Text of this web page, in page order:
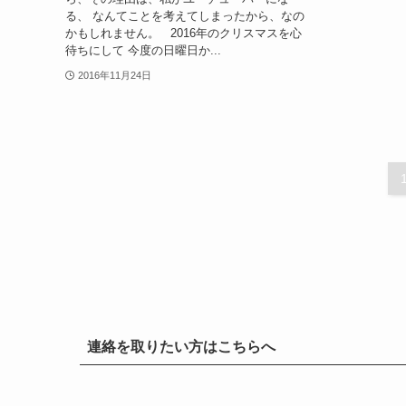
る、 なんてことを考えてしまったから、なの
かもしれません。 2016年のクリスマスを心
待ちにして 今度の日曜日か...
2016年11月24日
1
連絡を取りたい方はこちらへ